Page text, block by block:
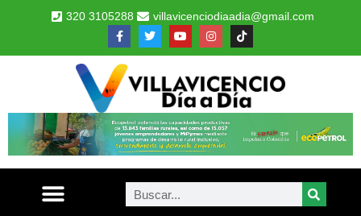
320 3105288 villavicenciodiaadia@gmail.com